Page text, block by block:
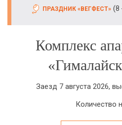
ПРАЗДНИК «ВЕГФЕСТ» (8
Комплекс
Заезд 7 августа 2026,
Количество